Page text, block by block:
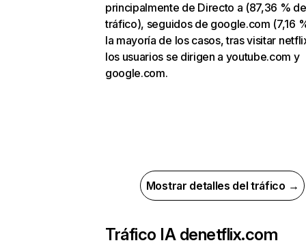
principalmente de Directo a (87,36 % de
tráfico), seguidos de google.com (7,16
la mayoría de los casos, tras visitar
los usuarios se dirigen a youtube.com y
google.com.
Mostrar detalles del tráfico →
Tráfico IA denetflix.com